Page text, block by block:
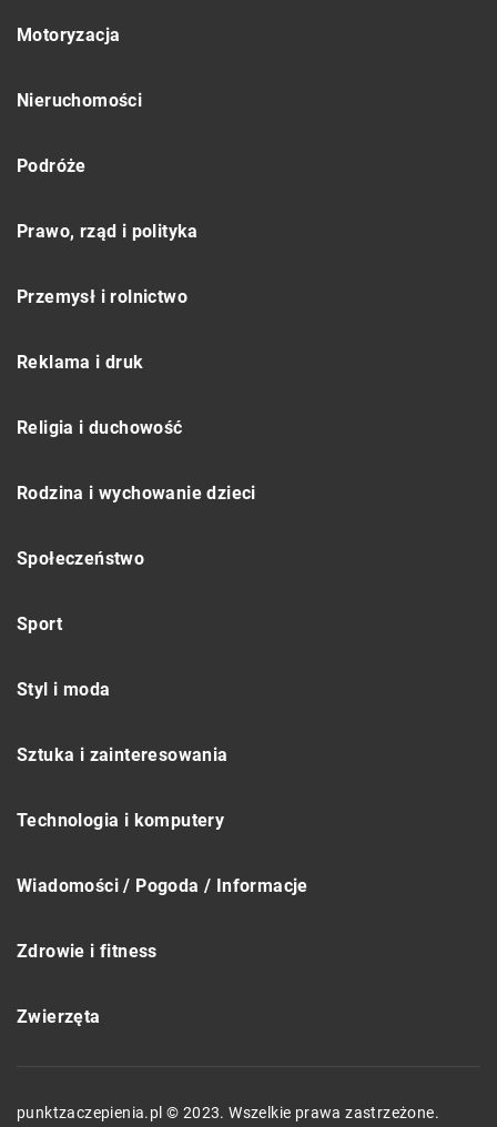
Motoryzacja
Nieruchomości
Podróże
Prawo, rząd i polityka
Przemysł i rolnictwo
Reklama i druk
Religia i duchowość
Rodzina i wychowanie dzieci
Społeczeństwo
Sport
Styl i moda
Sztuka i zainteresowania
Technologia i komputery
Wiadomości / Pogoda / Informacje
Zdrowie i fitness
Zwierzęta
punktzaczepienia.pl © 2023. Wszelkie prawa zastrzeżone.